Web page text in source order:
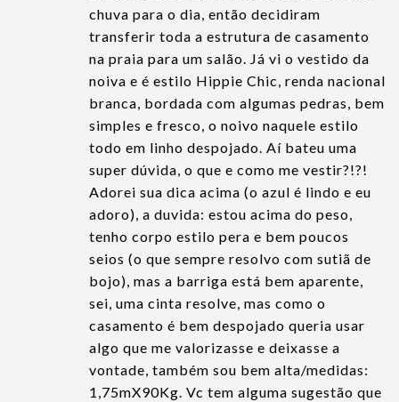
chuva para o dia, então decidiram
transferir toda a estrutura de casamento
na praia para um salão. Já vi o vestido da
noiva e é estilo Hippie Chic, renda nacional
branca, bordada com algumas pedras, bem
simples e fresco, o noivo naquele estilo
todo em linho despojado. Aí bateu uma
super dúvida, o que e como me vestir?!?!
Adorei sua dica acima (o azul é lindo e eu
adoro), a duvida: estou acima do peso,
tenho corpo estilo pera e bem poucos
seios (o que sempre resolvo com sutiã de
bojo), mas a barriga está bem aparente,
sei, uma cinta resolve, mas como o
casamento é bem despojado queria usar
algo que me valorizasse e deixasse a
vontade, também sou bem alta/medidas:
1,75mX90Kg. Vc tem alguma sugestão que